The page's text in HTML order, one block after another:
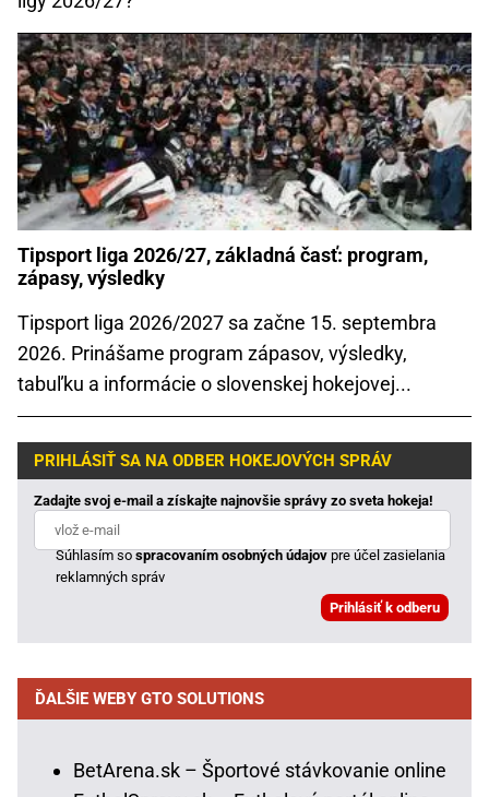
Tipsport liga 2026/27, základná časť: program,
zápasy, výsledky
Tipsport liga 2026/2027 sa začne 15. septembra
2026. Prinášame program zápasov, výsledky,
tabuľku a informácie o slovenskej hokejovej...
PRIHLÁSIŤ SA NA ODBER HOKEJOVÝCH SPRÁV
Zadajte svoj e-mail a získajte najnovšie správy zo sveta hokeja!
Súhlasím sospracovaním osobných údajovpre účel zasielania
reklamných správ
ĎALŠIE WEBY GTO SOLUTIONS
BetArena.sk – Športové stávkovanie online